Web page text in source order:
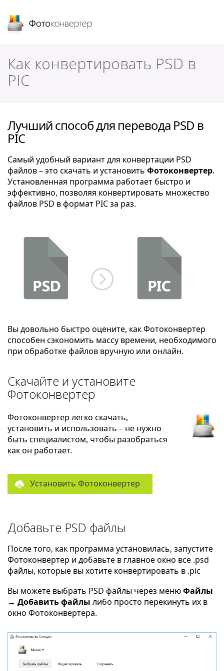
Как конвертировать PSD в
PIC
Лучший способ для перевода PSD в
PIC
Самый удобный вариант для конвертации PSD
файлов – это скачать и установить Фотоконвертер.
Установленная программа работает быстро и
эффективно, позволяя конвертировать множество
файлов PSD в формат PIC за раз.
Вы довольно быстро оцените, как Фотоконвертер
способен сэкономить массу времени, необходимого
при обработке файлов вручную или онлайн.
Скачайте и установите
Фотоконвертер
Фотоконвертер легко скачать,
установить и использовать – не нужно
быть специалистом, чтобы разобраться
как он работает.
Установить Фотоконвертер
Добавьте PSD файлы
После того, как программа установилась, запустите
Фотоконвертер и добавьте в главное окно все .psd
файлы, которые вы хотите конвертировать в .pic
Вы можете выбрать PSD файлы через менюФайлы
→ Добавить файлы либо просто перекинуть их в
окно Фотоконвертера.